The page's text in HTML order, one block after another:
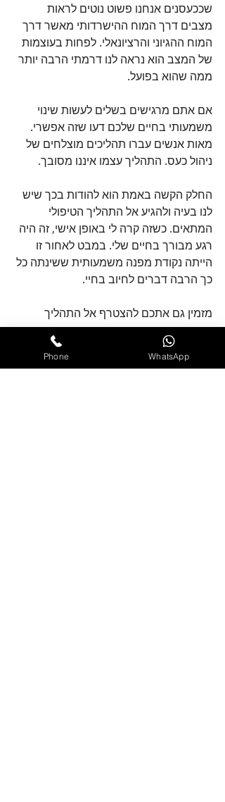
שככעסנים אנחנו פשוט נוטים לראות
מצבים דרך המוח ההישרדותי מאשר דרך
המוח ההגיוני והרציונאלי. לפחות בעוצמות
של המצב הוא נראה לנו דרמתי הרבה יותר
ממה שהוא בפועל.
אם אתם מרגישים בשלים לעשות שינוי
משמעותי בחיים שלכם דעו שזה אפשרי.
מאות אנשים עברו תהליכים מוצלחים של
ניהול כעס. התהליך עצמו איננו מסובך.
החלק הקשה באמת הוא להודות בכך שיש
לנו בעיה ולהגיע אל התהליך הטיפולי
המתאים. כשזה קרה לי באופן אישי, זה היה
רגע מבורך בחיים שלי. במבט לאחור זו
הייתה נקודת מפנה משמעותית ששינתה כל
כך הרבה דברים לחיוב בחיי.
מזמין גם אתכם להצטרף אל התהליך
המשמעותי הזה. הוא מגובה במחקר, בידע
ובניסיון רבים מאד.
Phone WhatsApp